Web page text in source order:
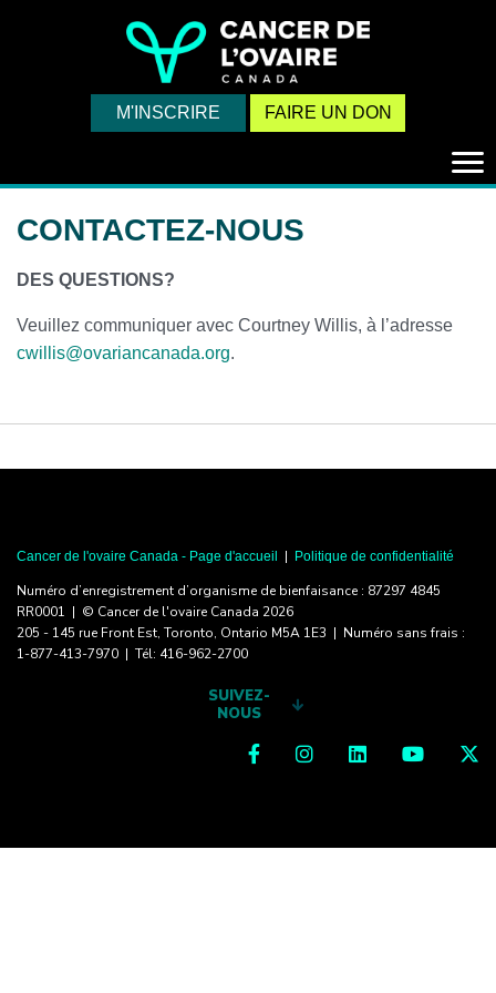
M'INSCRIRE FAIRE UN DON
CONTACTEZ-NOUS
DES QUESTIONS?
Veuillez communiquer avec Courtney Willis, à l’adresse
cwillis@ovariancanada.org.
Cancer de l'ovaire Canada - Page d'accueil | Politique de confidentialité
Numéro d’enregistrement d’organisme de bienfaisance : 87297 4845
RR0001 | © Cancer de l'ovaire Canada 2026
205 - 145 rue Front Est, Toronto, Ontario M5A 1E3 | Numéro sans frais :
1-877-413-7970 | Tél: 416-962-2700
SUIVEZ-
NOUS
FacebookInstagramLinkedin